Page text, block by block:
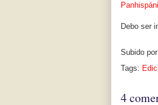
Debo ser
Subido por
Tags:
4